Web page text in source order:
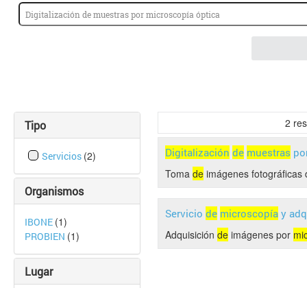
Tipo
Servicios (2)
Organismos
IBONE (1)
PROBIEN (1)
Lugar
2
Digitalización de muestras
Toma de imágenes
Servicio de microscopía y
Adquisición de imágenes por